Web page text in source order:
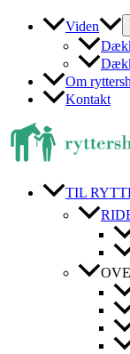
Viden
Om
Kontakt
TIL